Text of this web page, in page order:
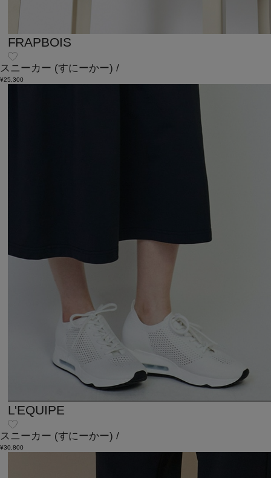
FRAPBOIS
スニーカー (すにーかー) /
¥25,300
L'EQUIPE
スニーカー (すにーかー) /
¥30,800